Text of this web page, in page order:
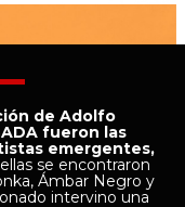
de Adolfo
fueron las
emergentes,
se encontraron
Ámbar Negro y
intervino una